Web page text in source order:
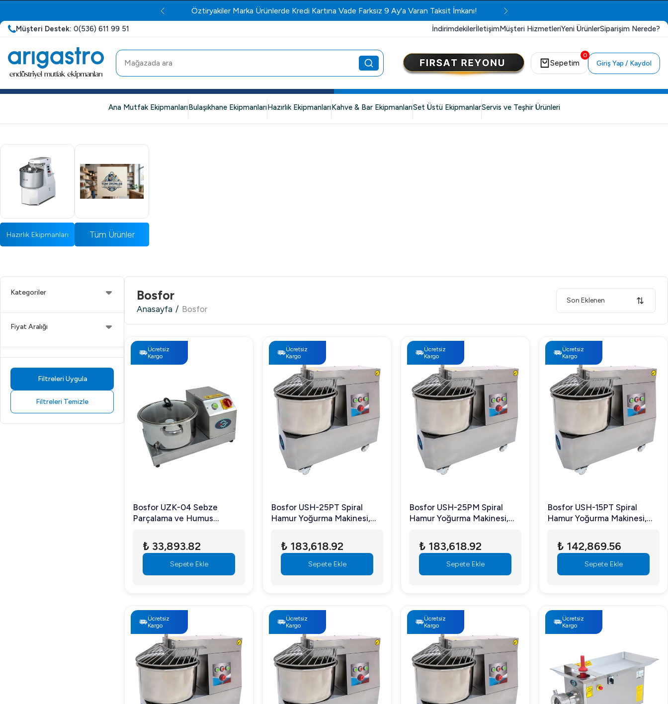
Öztiryakiler Marka Ürünlerde Kredi Kartına Vade Farksız 9 Ay'a Varan Taksit İmkanı!
Müşteri Destek: 0(536) 611 99 51 İndirimdekilerİletişimMüşteri HizmetleriYeni ÜrünlerSiparişim Nerede?
0
Sepetim Giriş Yap / Kaydol
Ana Mutfak EkipmanlarıBulaşıkhane EkipmanlarıHazırlık EkipmanlarıKahve & Bar EkipmanlarıSet Üstü EkipmanlarServis ve Teşhir Ürünleri
Hazırlık Ekipmanları Tüm Ürünler
Kategoriler
Fiyat Aralığı
Filtreleri Uygula
Filtreleri Temizle
Bosfor
Anasayfa / Bosfor
Son Eklenen
Ücretsiz
Kargo
Bosfor UZK-04 Sebze
Parçalama ve Humus
Monofaze, 0,75 kw
₺ 33,893.82
Sepete Ekle
Ücretsiz
Kargo
Bosfor USH-25PT Spiral
Hamur Yoğurma Makinesi,
Gövdeli, 30 kg Hamur
Kapasiteli, Trifaze
₺ 183,618.92
Sepete Ekle
Ücretsiz
Kargo
Bosfor USH-25PM Spiral
Hamur Yoğurma Makinesi,
Gövdeli, 30 kg Hamur
Kapasiteli, Monofaze
₺ 183,618.92
Sepete Ekle
Ücretsiz
Kargo
Bosfor USH-15PT Spiral
Hamur Yoğurma Makinesi,
Gövdeli, 18 kg Hamur
Kapasiteli, Trifaze
₺ 142,869.56
Sepete Ekle
Ücretsiz
Kargo
Ücretsiz
Kargo
Ücretsiz
Kargo
Ücretsiz
Kargo